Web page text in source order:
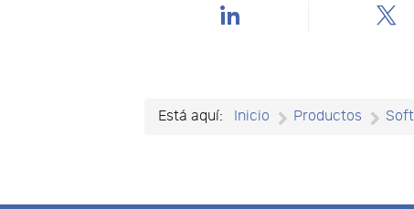
Está aquí: Inicio Productos